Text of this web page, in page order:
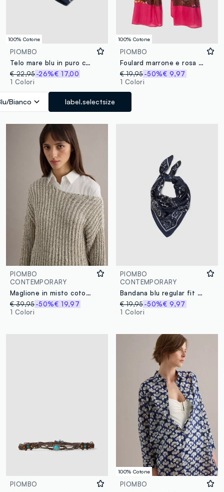
100% Cotone
PIOMBO
Telo mare blu in puro cotone con stampa decorativa
€ 22,95-26%€ 17,00
1 Colori
Bianco label.selectsize
100% Cotone
PIOMBO
Foulard marrone e rosa in puro cotone con fantasia floreale
€ 19,95 -50%€ 9,97
1 Colori
PIOMBO
CONTEMPORARY
Maglione in misto cotone beige regular fit intrecciato con collo a barca
€ 39,95-50%€ 19,97
1 Colori
PIOMBO
CONTEMPORARY
Bandana blu regular fit con motivo paisley
€ 19,95 -50%€ 9,97
1 Colori
PIOMBO
100% Cotone
PIOMBO